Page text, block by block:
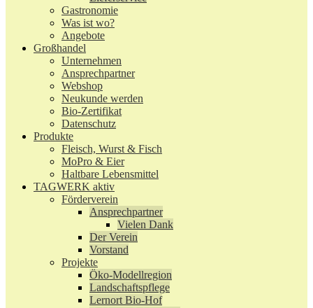
Gastronomie
Was ist wo?
Angebote
Großhandel
Unternehmen
Ansprechpartner
Webshop
Neukunde werden
Bio-Zertifikat
Datenschutz
Produkte
Fleisch, Wurst & Fisch
MoPro & Eier
Haltbare Lebensmittel
TAGWERK aktiv
Förderverein
Ansprechpartner
Vielen Dank
Der Verein
Vorstand
Projekte
Öko-Modellregion
Landschaftspflege
Lernort Bio-Hof